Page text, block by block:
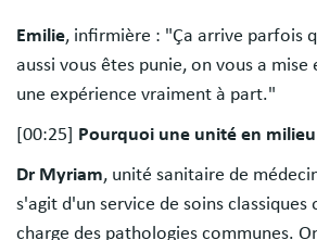
Emilie, infirmière : "Ça arrive parfois
aussi vous êtes punie, on vous a
une expérience vraiment à part."
[00:25] Pourquoi une unité en milieu
Dr Myriam, unité sanitaire de
s'agit d'un service de soins classiques
charge des pathologies communes.